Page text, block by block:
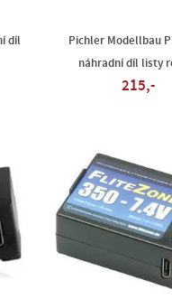
díl
Pichler Modellbau
náhradní díl listy
215,-